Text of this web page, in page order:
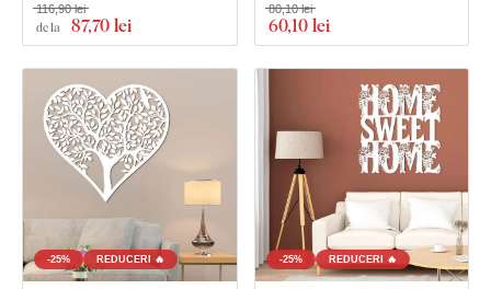
de la 87,70 lei
116,90 lei
60,10 lei
80,10 lei
-25% REDUCERI 🔥 -25% REDUCERI 🔥